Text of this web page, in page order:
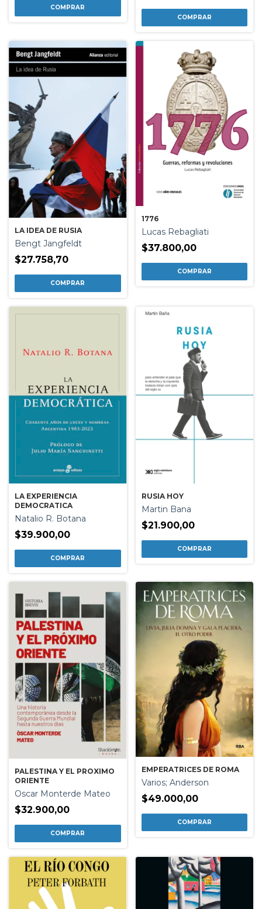
LA IDEA DE RUSIA
Bengt Jangfeldt
$27.758,70
1776
Lucas Rebagliati
$37.800,00
LA EXPERIENCIA
DEMOCRATICA
Natalio R. Botana
$39.900,00
RUSIA HOY
Martin Bana
$21.900,00
PALESTINA Y EL PROXIMO
ORIENTE
Oscar Monterde Mateo
$32.900,00
EMPERATRICES DE ROMA
Varios; Anderson
$49.000,00